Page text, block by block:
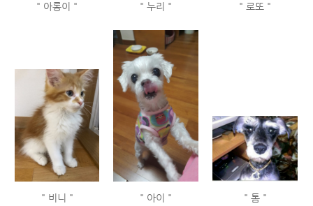
" 아롱이 " " 누리 " " 로또 "
" 비니 " " 아이 " " 톰 "